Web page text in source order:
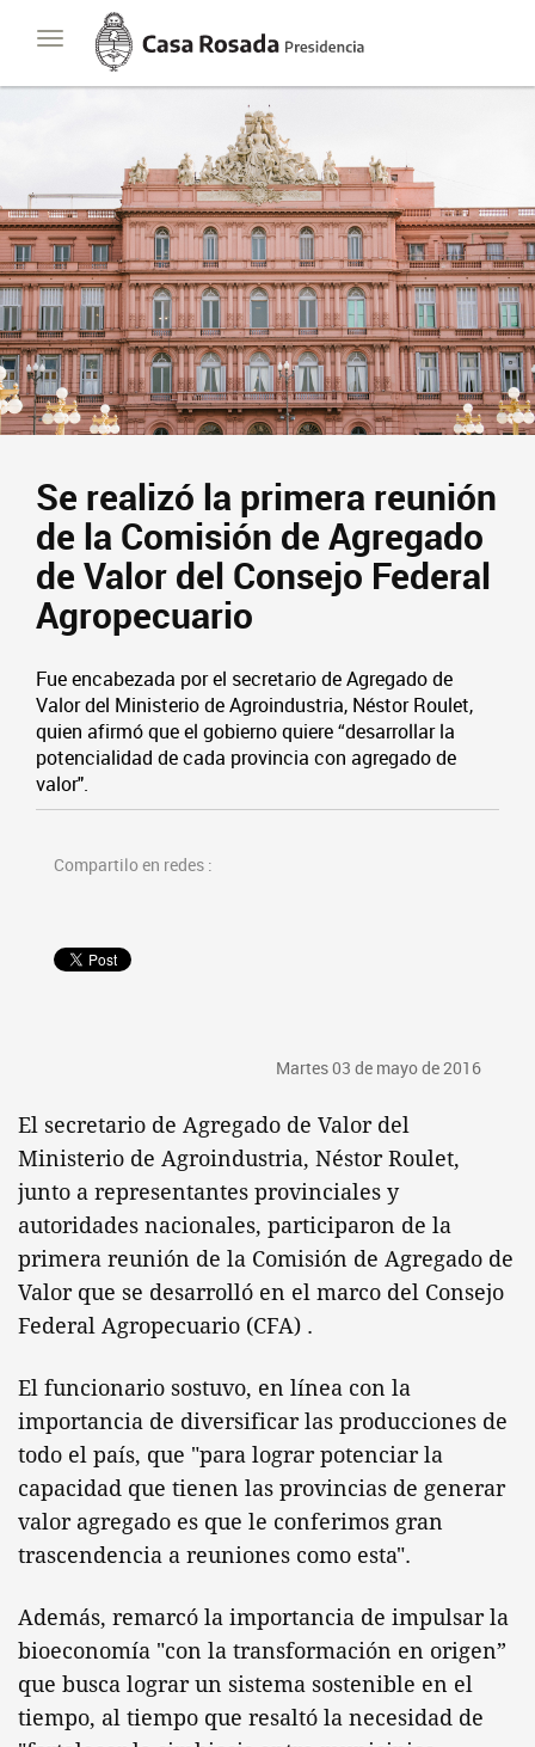
Toggle
navigation
Casa
Rosada
Presidencia
de
Se realizó la primera reunión
de la Comisión de Agregado
de Valor del Consejo Federal
Agropecuario
Fue encabezada por el secretario de Agregado de
Valor del Ministerio de Agroindustria, Néstor Roulet,
quien afirmó que el gobierno quiere “desarrollar la
potencialidad de cada provincia con agregado de
valor".
Compartilo en redes :
Martes 03 de mayo de 2016
El secretario de Agregado de Valor del
Ministerio de Agroindustria, Néstor Roulet,
junto a representantes provinciales y
autoridades nacionales, participaron de la
primera reunión de la Comisión de Agregado de
Valor que se desarrolló en el marco del Consejo
Federal Agropecuario (CFA) .
El funcionario sostuvo, en línea con la
importancia de diversificar las producciones de
todo el país, que "para lograr potenciar la
capacidad que tienen las provincias de generar
valor agregado es que le conferimos gran
trascendencia a reuniones como esta".
Además, remarcó la importancia de impulsar la
bioeconomía "con la transformación en origen”
que busca lograr un sistema sostenible en el
tiempo, al tiempo que resaltó la necesidad de